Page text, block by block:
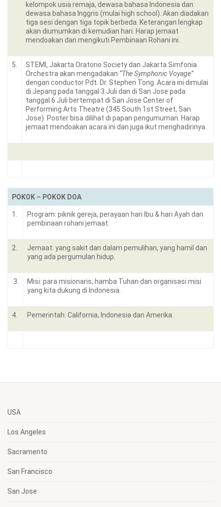
kelompok usia remaja, dewasa bahasa Indonesia dan
dewasa bahasa Inggris (mulai high school). Akan diadakan
tiga sesi dengan tiga topik berbeda. Keterangan lengkap
akan diumumkan di kemudian hari. Harap jemaat
mendoakan dan mengikuti Pembinaan Rohani ini.
5.
STEMI, Jakarta Oratorio Society dan Jakarta Simfonia
Orchestra akan mengadakan “The Symphonic Voyage”
dengan conductor Pdt. Dr. Stephen Tong. Acara ini dimulai
di Jepang pada tanggal 3 Juli dan di San Jose pada
tanggal 6 Juli bertempat di San Jose Center of
Performing Arts Theatre (345 South 1st Street, San
Jose). Poster bisa dilihat di papan pengumuman. Harap
jemaat mendoakan acara ini dan juga ikut menghadirinya.
POKOK – POKOK DOA
1.
Program: piknik gereja, perayaan hari Ibu & hari Ayah dan
pembinaan rohani jemaat.
2.
Jemaat: yang sakit dan dalam pemulihan, yang hamil dan
yang ada pergumulan hidup.
3.
Misi: para misionaris, hamba Tuhan dan organisasi misi
yang kita dukung di Indonesia.
4. Pemerintah: California, Indonesia dan Amerika.
USA
Los Angeles
Sacramento
San Francisco
San Jose